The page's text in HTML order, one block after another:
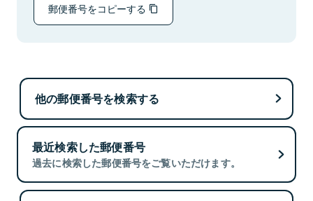
郵便番号をコピーする
他の郵便番号を検索する
最近検索した郵便番号
過去に検索した郵便番号をご覧いただけます。